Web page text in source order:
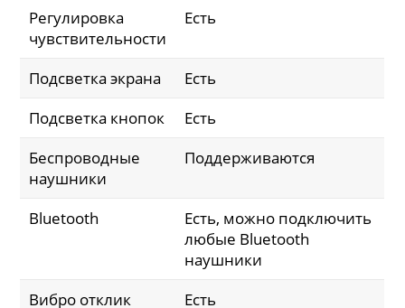
Регулировка
чувствительности
Есть
Подсветка экрана
Есть
Подсветка кнопок
Есть
Беспроводные
наушники
Поддерживаются
Bluetooth
Есть, можно подключить
любые Bluetooth
наушники
Вибро отклик
Есть